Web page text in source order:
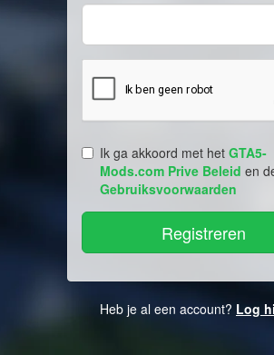
Ik ga akkoord met het GTA5-
Mods.com Prive Beleid en
Gebruiksvoorwaarden
Heb je al een account? Log